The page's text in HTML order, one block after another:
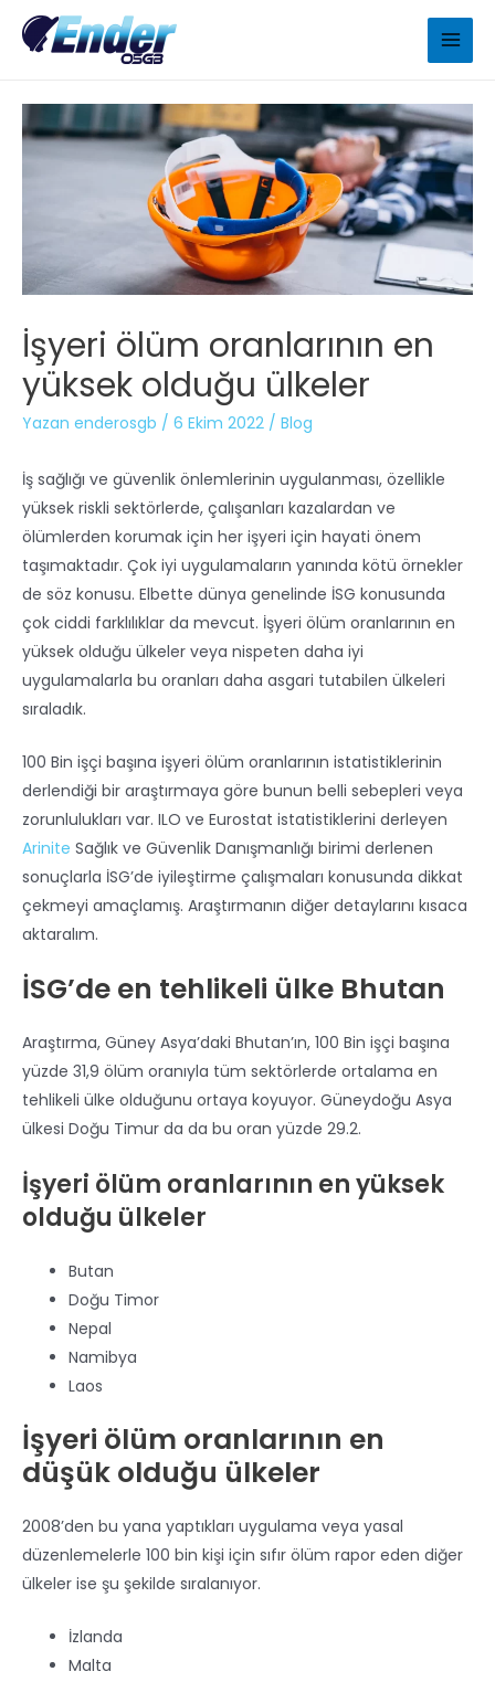
İşyeri ölüm oranlarının en
yüksek olduğu ülkeler
Yazan enderosgb / 6 Ekim 2022 / Blog
İş sağlığı ve güvenlik önlemlerinin uygulanması, özellikle
yüksek riskli sektörlerde, çalışanları kazalardan ve
ölümlerden korumak için her işyeri için hayati önem
taşımaktadır. Çok iyi uygulamaların yanında kötü örnekler
de söz konusu. Elbette dünya genelinde İSG konusunda
çok ciddi farklılıklar da mevcut. İşyeri ölüm oranlarının en
yüksek olduğu ülkeler veya nispeten daha iyi
uygulamalarla bu oranları daha asgari tutabilen ülkeleri
sıraladık.
100 Bin işçi başına işyeri ölüm oranlarının istatistiklerinin
derlendiği bir araştırmaya göre bunun belli sebepleri veya
zorunlulukları var. ILO ve Eurostat istatistiklerini derleyen
Arinite Sağlık ve Güvenlik Danışmanlığı birimi derlenen
sonuçlarla İSG’de iyileştirme çalışmaları konusunda dikkat
çekmeyi amaçlamış. Araştırmanın diğer detaylarını kısaca
aktaralım.
İSG’de en tehlikeli ülke Bhutan
Araştırma, Güney Asya’daki Bhutan’ın, 100 Bin işçi başına
yüzde 31,9 ölüm oranıyla tüm sektörlerde ortalama en
tehlikeli ülke olduğunu ortaya koyuyor. Güneydoğu Asya
ülkesi Doğu Timur da da bu oran yüzde 29.2.
İşyeri ölüm oranlarının en yüksek
olduğu ülkeler
Butan
Doğu Timor
Nepal
Namibya
Laos
İşyeri ölüm oranlarının en
düşük olduğu ülkeler
2008’den bu yana yaptıkları uygulama veya yasal
düzenlemelerle 100 bin kişi için sıfır ölüm rapor eden diğer
ülkeler ise şu şekilde sıralanıyor.
İzlanda
Malta